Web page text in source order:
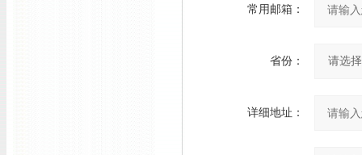
常用邮箱：
省份：
详细地址：